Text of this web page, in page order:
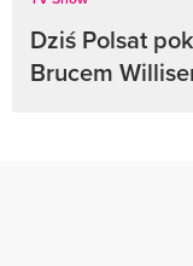
Dziś Polsat
Brucem